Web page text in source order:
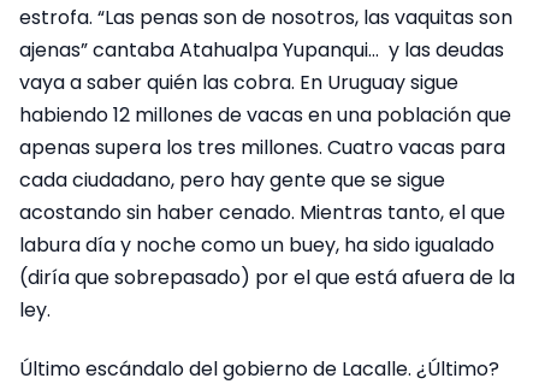
estrofa. “Las penas son de nosotros, las vaquitas son
ajenas” cantaba Atahualpa Yupanqui… y las deudas
vaya a saber quién las cobra. En Uruguay sigue
habiendo 12 millones de vacas en una población que
apenas supera los tres millones. Cuatro vacas para
cada ciudadano, pero hay gente que se sigue
acostando sin haber cenado. Mientras tanto, el que
labura día y noche como un buey, ha sido igualado
(diría que sobrepasado) por el que está afuera de la
ley.
Último escándalo del gobierno de Lacalle. ¿Último?